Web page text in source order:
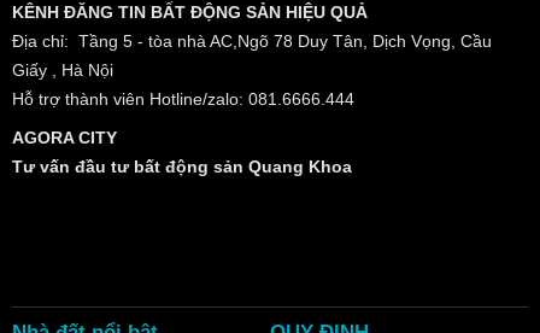
KÊNH ĐĂNG TIN BẤT ĐỘNG SẢN HIỆU QUẢ
Địa chỉ: Tầng 5 - tòa nhà AC,Ngõ 78 Duy Tân, Dịch Vọng, Cầu
Giấy , Hà Nội
Hỗ trợ thành viên Hotline/zalo: 081.6666.444
AGORA CITY
Tư vấn đầu tư bất động sản Quang Khoa